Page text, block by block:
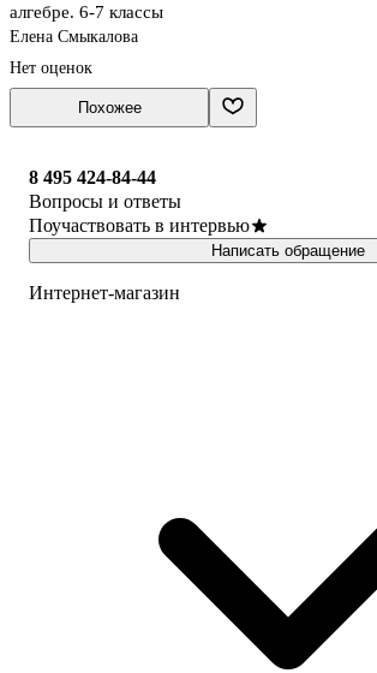
алгебре. 6-7 классы
Елена Смыкалова
Нет оценок
Похожее
8 495 424-84-44
Вопросы и ответы
Поучаствовать в интервью
Написать обращение
Интернет-магазин